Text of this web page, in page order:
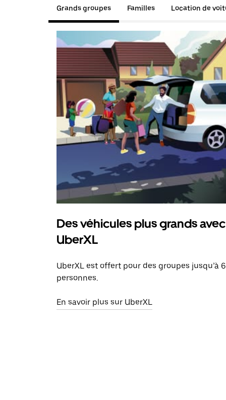
Grands groupes Familles Location de
Des véhicules plus grands avec
UberXL
UberXL est offert pour des groupes jusqu’à 6
personnes.
En savoir plus sur UberXL